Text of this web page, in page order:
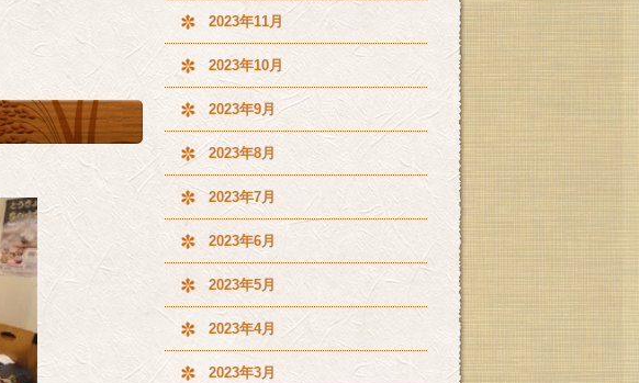
2023年11月
2023年10月
2023年9月
2023年8月
2023年7月
2023年6月
2023年5月
2023年4月
2023年3月